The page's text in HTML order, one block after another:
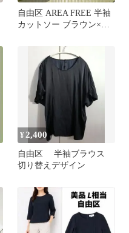
自由区 AREA FREE 半袖
カットソー ブラウン×イ
¥2,400
自由区 半袖ブラウス
切り替えデザイン